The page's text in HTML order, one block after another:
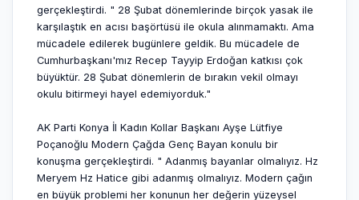
gerçekleştirdi. " 28 Şubat dönemlerinde birçok yasak ile
karşılaştık en acısı başörtüsü ile okula alınmamaktı. Ama
mücadele edilerek bugünlere geldik. Bu mücadele de
Cumhurbaşkanı'mız Recep Tayyip Erdoğan katkısı çok
büyüktür. 28 Şubat dönemlerin de bırakın vekil olmayı
okulu bitirmeyi hayel edemiyorduk."
AK Parti Konya İl Kadın Kollar Başkanı Ayşe Lütfiye
Poçanoğlu Modern Çağda Genç Bayan konulu bir
konuşma gerçekleştirdi. " Adanmış bayanlar olmalıyız. Hz
Meryem Hz Hatice gibi adanmış olmalıyız. Modern çağın
en büyük problemi her konunun her değerin yüzeysel